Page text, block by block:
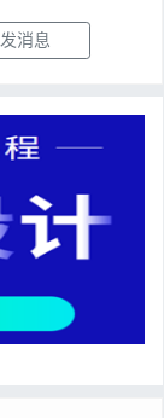
发消息